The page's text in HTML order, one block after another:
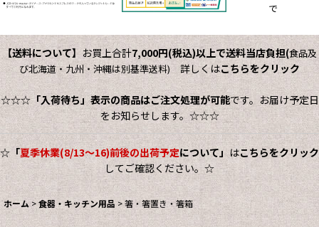
で
【送料について】 お買上合計7,000円(税込)以上で送料当店負担(食品及
び北海道・九州・沖縄は別基準送料)詳しくはこちらをクリック
☆☆☆「入荷待ち」表示の商品はご注文処理が可能です。お届け予定日
をお知らせします。☆☆☆
☆ 「夏季休業(8/13～16)前後の出荷予定について」はこちらをクリック
してご確認ください。☆
ホーム >食器・キッチン用品 >箸・箸置き・箸箱